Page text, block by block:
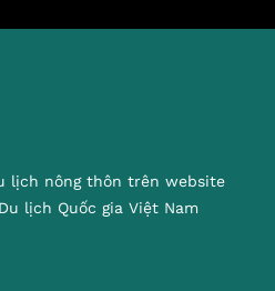
lịch nông thôn trên website
lịch Quốc gia Việt Nam